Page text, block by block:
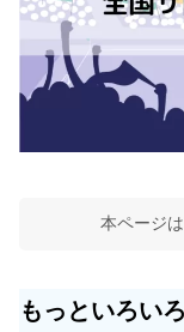
本ページ
もっといろい